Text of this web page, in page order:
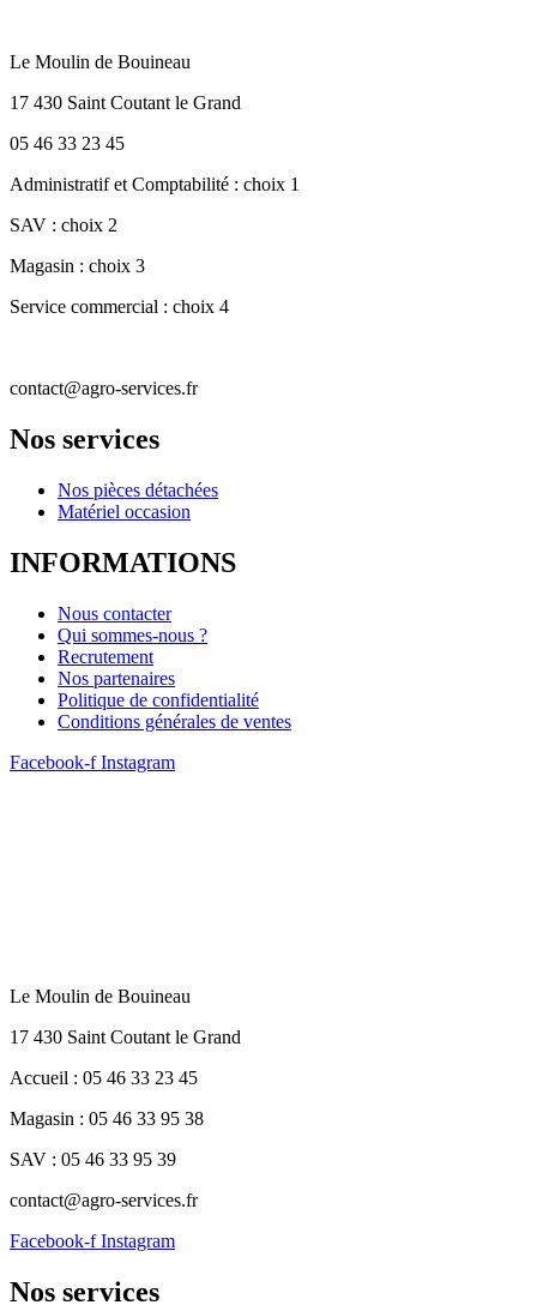
Le Moulin de Bouineau
17 430 Saint Coutant le Grand
05 46 33 23 45
Administratif et Comptabilité : choix 1
SAV : choix 2
Magasin : choix 3
Service commercial : choix 4
contact@agro-services.fr
Nos services
Nos pièces détachées
Matériel occasion
INFORMATIONS
Nous contacter
Qui sommes-nous ?
Recrutement
Nos partenaires
Politique de confidentialité
Conditions générales de ventes
Facebook-f Instagram
Le Moulin de Bouineau
17 430 Saint Coutant le Grand
Accueil : 05 46 33 23 45
Magasin : 05 46 33 95 38
SAV : 05 46 33 95 39
contact@agro-services.fr
Facebook-f Instagram
Nos services